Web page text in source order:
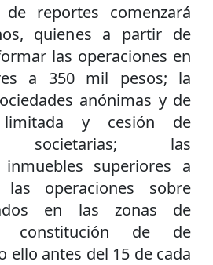
reportes comenzará
quienes a partir de
las operaciones en
a 350 mil pesos; la
anónimas y de
limitada y cesión de
societarias; las
superiores a
operaciones sobre
en las zonas de
de de
ello antes del 15 de cada